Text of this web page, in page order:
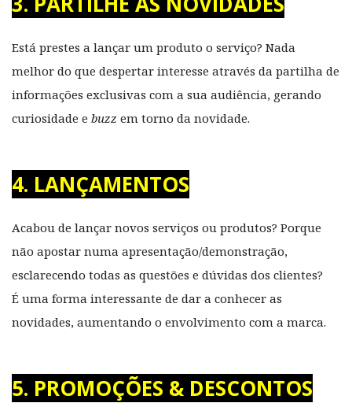
Está prestes a lançar um produto o serviço? Nada
melhor do que despertar interesse através da partilha de
informações exclusivas com a sua audiência, gerando
curiosidade e buzz em torno da novidade.
4. LANÇAMENTOS
Acabou de lançar novos serviços ou produtos? Porque
não apostar numa apresentação/demonstração,
esclarecendo todas as questões e dúvidas dos clientes?
É uma forma interessante de dar a conhecer as
novidades, aumentando o envolvimento com a marca.
5. PROMOÇÕES & DESCONTOS